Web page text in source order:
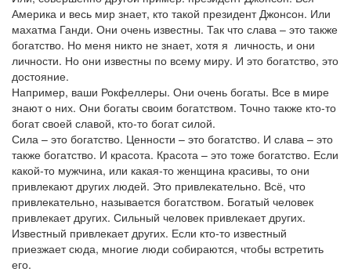
Америка и весь мир знает, кто такой президент Джонсон. Или
махатма Ганди. Они очень известны. Так что слава – это также
богатство. Но меня никто не знает, хотя я личность, и они
личности. Но они известны по всему миру. И это богатство, это
достояние.
Например, ваши Рокфеллеры. Они очень богаты. Все в мире
знают о них. Они богаты своим богатством. Точно также кто-то
богат своей славой, кто-то богат силой.
Сила – это богатство. Ценности – это богатство. И слава – это
также богатство. И красота. Красота – это тоже богатство. Если
какой-то мужчина, или какая-то женщина красивы, то они
привлекают других людей. Это привлекательно. Всё, что
привлекательно, называется богатством. Богатый человек
привлекает других. Сильный человек привлекает других.
Известный привлекает других. Если кто-то известный
приезжает сюда, многие люди собираются, чтобы встретить
его.